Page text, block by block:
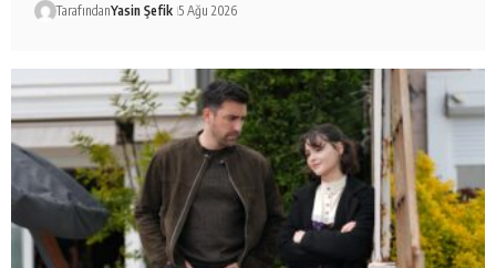
TarafındanYasin Şefik 5 Ağu 2026